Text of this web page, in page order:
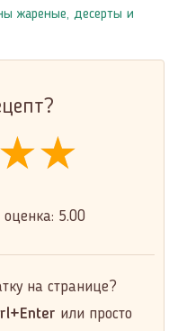
жареные, десерты и
5.00
на странице?
или просто